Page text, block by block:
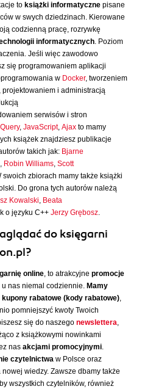
to książki informatyczne pisane
w swych dziedzinach. Kierowane
codzienną pracę, rozrywkę
informatycznych. Poziom
Jeśli więc zawodowo
się programowaniem aplikacji
w Docker, tworzeniem
, projektowaniem i administracją
serwisów i stron
, JavaScript, Ajax to mamy
książek znajdziesz publikacje
takich jak: Bjarne
, Robin Williams, Scott
swoich zbiorach mamy także książki
Do grona tych autorów należą
Kowalski, Beata
o języku C++ Jerzy Grębosz.
do księgarni
online, to atrakcyjne promocje
nas niemal codziennie. Mamy
rabatowe (kody rabatowe),
pomniejszyć kwoty Twoich
się do naszego newslettera,
z książkowymi nowinkami
nas akcjami promocyjnymi.
czytelnictwa w Polsce oraz
wiedzy. Zawsze dbamy także
wszystkich czytelników, również